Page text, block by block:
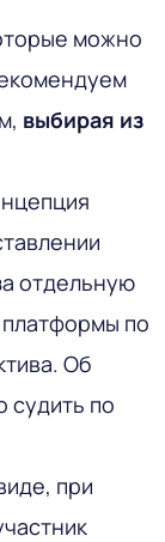
можно
выбирая из
отдельную
по
Об
судить по
при